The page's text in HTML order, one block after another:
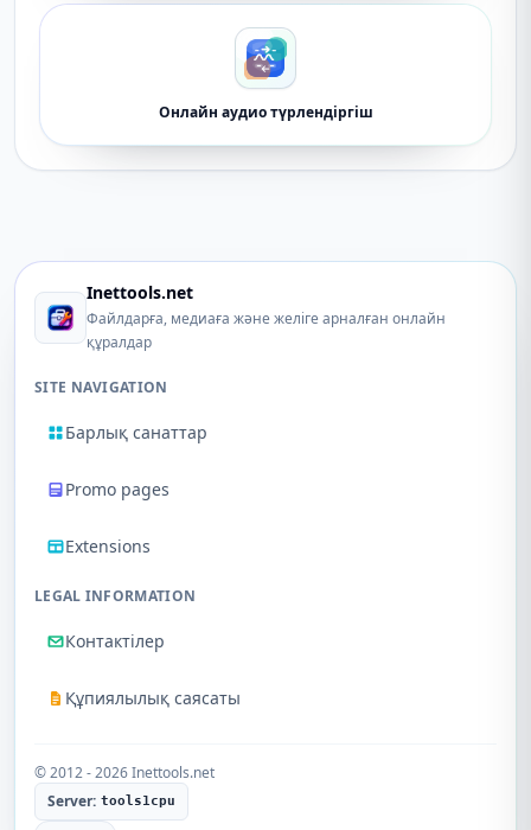
Онлайн аудио түрлендіргіш
Inettools.net
Файлдарға, медиаға және желіге арналған онлайн
құралдар
SITE NAVIGATION
Барлық санаттар
Promo pages
Extensions
LEGAL INFORMATION
Контактілер
Құпиялылық саясаты
© 2012 - 2026 Inettools.net
Server: tools1cpu